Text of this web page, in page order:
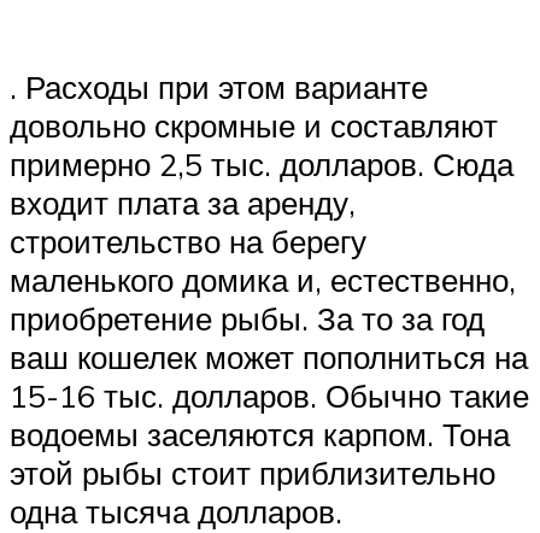
. Расходы при этом варианте
довольно скромные и составляют
примерно 2,5 тыс. долларов. Сюда
входит плата за аренду,
строительство на берегу
маленького домика и, естественно,
приобретение рыбы. За то за год
ваш кошелек может пополниться на
15-16 тыс. долларов. Обычно такие
водоемы заселяются карпом. Тона
этой рыбы стоит приблизительно
одна тысяча долларов.